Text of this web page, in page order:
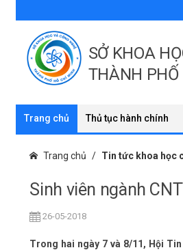
SỞ KHOA
THÀNH
Trang chủ Thủ tục hành chính
Trang chủ Tin tức khoa học
Sinh viên ngành
26-05-2018
Trong hai ngày 7 và 8/11, Hội